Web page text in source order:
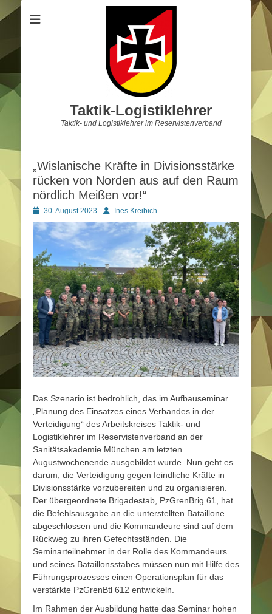
Taktik-Logistiklehrer
Taktik- und Logistiklehrer im Reservistenverband
„Wislanische Kräfte in Divisionsstärke
rücken von Norden aus auf den Raum
nördlich Meißen vor!“
Posted
on
30. August 2023 AutorInes Kreibich
Das Szenario ist bedrohlich, das im Aufbauseminar
„Planung des Einsatzes eines Verbandes in der
Verteidigung“ des Arbeitskreises Taktik- und
Logistiklehrer im Reservistenverband an der
Sanitätsakademie München am letzten
Augustwochenende ausgebildet wurde. Nun geht es
darum, die Verteidigung gegen feindliche Kräfte in
Divisionsstärke vorzubereiten und zu organisieren.
Der übergeordnete Brigadestab, PzGrenBrig 61, hat
die Befehlsausgabe an die unterstellten Bataillone
abgeschlossen und die Kommandeure sind auf dem
Rückweg zu ihren Gefechtsständen. Die
Seminarteilnehmer in der Rolle des Kommandeurs
und seines Bataillonsstabes müssen nun mit Hilfe des
Führungsprozesses einen Operationsplan für das
verstärkte PzGrenBtl 612 entwickeln.
Im Rahmen der Ausbildung hatte das Seminar hohen